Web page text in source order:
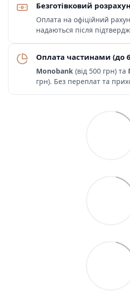
Безготівковий
Оплата на офіційний
надаються після
Оплата частинами (до
Monobank (від 500 грн) та
грн). Без переплат та